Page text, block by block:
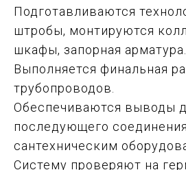
Подготавливаются
штробы, монтируются
шкафы, запорная арматура.
Выполняется финальная
трубопроводов.
Обеспечиваются выводы
последующего
сантехническим
Систему проверяют на